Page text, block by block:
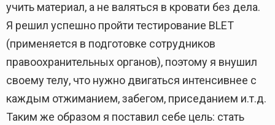
учить материал, а не валяться в кровати без дела.
Я решил успешно пройти тестирование BLET
(применяется в подготовке сотрудников
правоохранительных органов), поэтому я внушил
своему телу, что нужно двигаться интенсивнее с
каждым отжиманием, забегом, приседанием и.т.д.
Таким же образом я поставил себе цель: стать